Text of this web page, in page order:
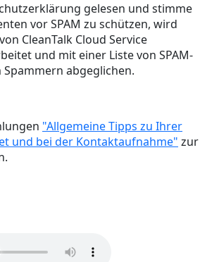
gelesen und stimme
vor SPAM zu schützen, wird
CleanTalk Cloud Service
und mit einer Liste von SPAM-
Spammern abgeglichen.
"Allgemeine Tipps zu Ihrer
und bei der Kontaktaufnahme" zur